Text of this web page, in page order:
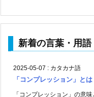
新着の言葉・用語
2025-05-07 : カタカナ語
「コンプレッション」と
「コンプレッション」の意